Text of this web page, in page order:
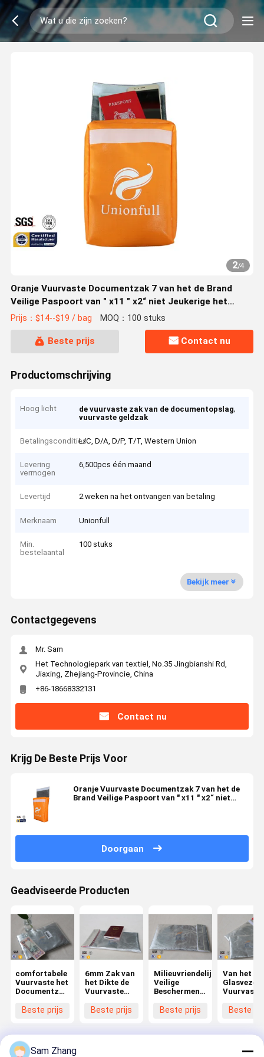
2/4
Oranje Vuurvaste Documentzak 7 van het de Brand
Veilige Paspoort van " x11 " x2“ niet Jeukerige het
Contante geldzak
Prijs：$14--$19 / bag MOQ：100 stuks
Beste prijs Contact nu
Productomschrijving
Hoog licht de vuurvaste zak van de documentopslag,
vuurvaste geldzak
BetalingsconditiesL/C, D/A, D/P, T/T, Western Union
Levering
vermogen
6,500pcs één maand
Levertijd 2 weken na het ontvangen van betaling
Merknaam Unionfull
Min.
bestelaantal
100 stuks
Bekijk meer
Contactgegevens
Mr. Sam
Het Technologiepark van textiel, No.35 Jingbianshi Rd,
Jiaxing, Zhejiang-Provincie, China
+86-18668332131
Contact nu
Krijg De Beste Prijs Voor
Oranje Vuurvaste Documentzak 7 van het de
Brand Veilige Paspoort van " x11 " x2“ niet
Doorgaan
Geadviseerde Producten
comfortabele
Vuurvaste het
Documentzak
Glasvezeldoek/Vuurvaste
Beste prijs
6mm Zak van
het Dikte de
Vuurvaste
Contant
Beste prijs
Milieuvriendelijke
Veilige
Beschermende
Zak 6,7“ x
Beste prijs
Van het de
Glasvezel
Vuurvaste
van de
17 X 27 cm
Beste
Sam Zhang